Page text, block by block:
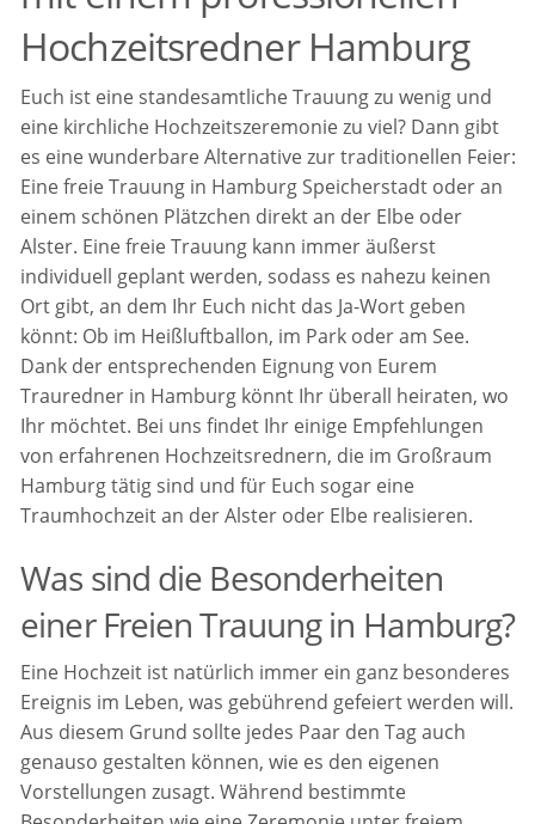
Hochzeitsredner Hamburg
Euch ist eine standesamtliche Trauung zu wenig und
eine kirchliche Hochzeitszeremonie zu viel? Dann gibt
es eine wunderbare Alternative zur traditionellen Feier:
Eine freie Trauung in Hamburg Speicherstadt oder an
einem schönen Plätzchen direkt an der Elbe oder
Alster. Eine freie Trauung kann immer äußerst
individuell geplant werden, sodass es nahezu keinen
Ort gibt, an dem Ihr Euch nicht das Ja-Wort geben
könnt: Ob im Heißluftballon, im Park oder am See.
Dank der entsprechenden Eignung von Eurem
Trauredner in Hamburg könnt Ihr überall heiraten, wo
Ihr möchtet. Bei uns findet Ihr einige Empfehlungen
von erfahrenen Hochzeitsrednern, die im Großraum
Hamburg tätig sind und für Euch sogar eine
Traumhochzeit an der Alster oder Elbe realisieren.
Was sind die Besonderheiten
einer Freien Trauung in Hamburg?
Eine Hochzeit ist natürlich immer ein ganz besonderes
Ereignis im Leben, was gebührend gefeiert werden will.
Aus diesem Grund sollte jedes Paar den Tag auch
genauso gestalten können, wie es den eigenen
Vorstellungen zusagt. Während bestimmte